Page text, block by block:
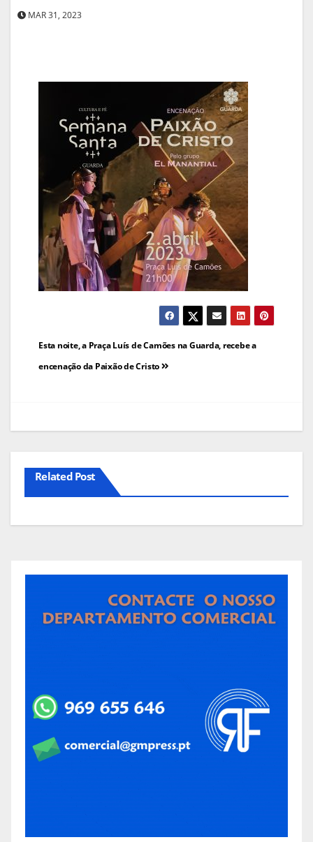
MAR 31, 2023
Navegação
de
Esta noite, a Praça Luís de Camões na Guarda, recebe a
encenação da Paixão de Cristo
Related Post